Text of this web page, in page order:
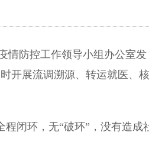
防控工作领导小组办公室发
开展流调溯源、转运就医、核
闭环，无“破环”，没有造成